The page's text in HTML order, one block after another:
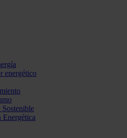
energético
Energética